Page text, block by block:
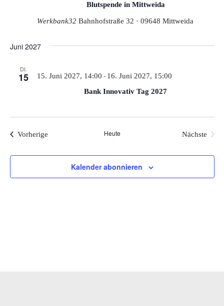
Blutspende in Mittweida
Werkbank32 Bahnhofstraße 32 · 09648 Mittweida
Juni 2027
DI.
15
Bank Innovativ Tag 2027
15. Juni 2027, 14:00 - 16. Juni 2027, 15:00
VorherigeVeranstaltungen Heute
Nächste
Kalender abonnieren